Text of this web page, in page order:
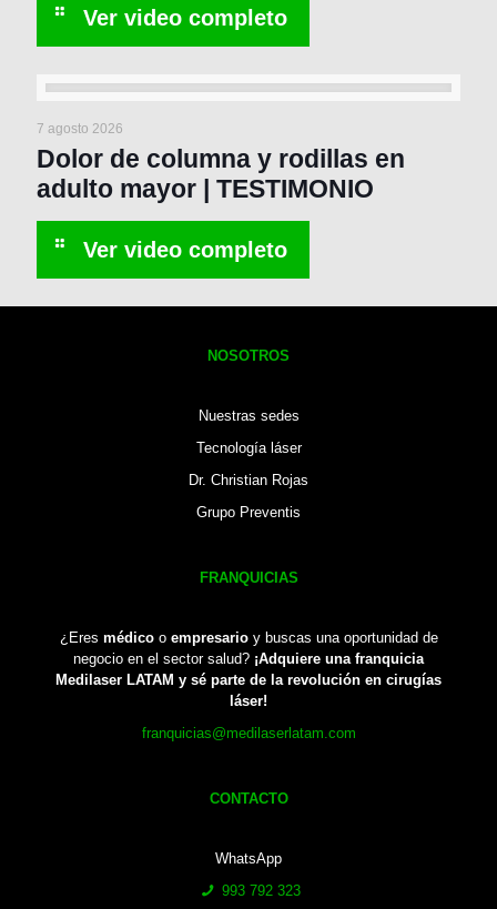
7 agosto 2026
Dolor de columna y rodillas en
adulto mayor | TESTIMONIO
NOSOTROS
Nuestras sedes
Tecnología láser
Dr. Christian Rojas
Grupo Preventis
FRANQUICIAS
¿Eres médicoo empresarioy buscas una oportunidad de
negocio en el sector salud? ¡Adquiere una franquicia
Medilaser LATAM y sé parte de la revolución en cirugías
láser!
franquicias@medilaserlatam.com
CONTACTO
WhatsApp
993 792 323